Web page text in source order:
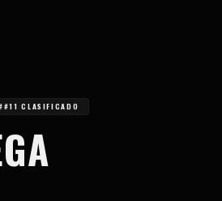
CLASIFICADO